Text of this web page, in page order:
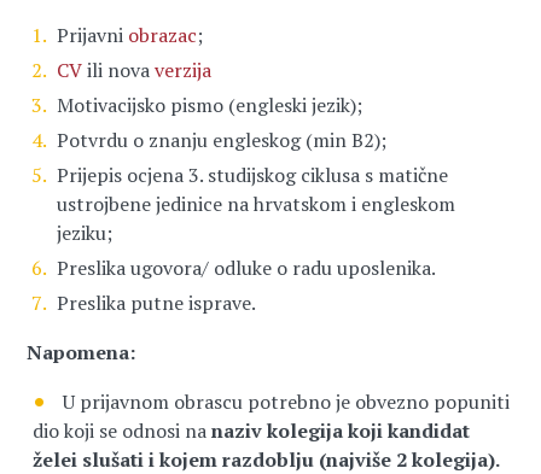
Prijavni obrazac;
CV ili nova verzija
Motivacijsko pismo (engleski jezik);
Potvrdu o znanju engleskog (min B2);
Prijepis ocjena 3. studijskog ciklusa s matične
ustrojbene jedinice na hrvatskom i engleskom
jeziku;
Preslika ugovora/ odluke o radu uposlenika.
Preslika putne isprave.
Napomena:
U prijavnom obrascu potrebno je obvezno popuniti
dio koji se odnosi na naziv kolegija koji kandidat
želei slušati i kojem razdoblju (najviše 2 kolegija).